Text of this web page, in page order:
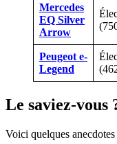
Mercedes
EQ Silver
Arrow
Peugeot e-
Legend
Le saviez-vous
Voici quelques